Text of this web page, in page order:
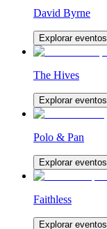
David Byrne
Explorar eventos
The Hives
Explorar eventos
Polo & Pan
Explorar eventos
Faithless
Explorar eventos